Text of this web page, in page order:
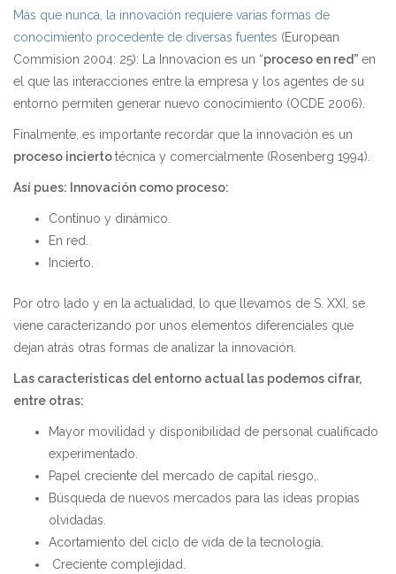
Más que nunca, la innovación requiere varias formas de
conocimiento procedente de diversas fuentes (European
Commision 2004: 25): La Innovacion es un “proceso en red” en
el que las interacciones entre la empresa y los agentes de su
entorno permiten generar nuevo conocimiento (OCDE 2006).
Finalmente, es importante recordar que la innovación es un
proceso inciertotécnica y comercialmente (Rosenberg 1994).
Así pues: Innovación como proceso:
Continuo y dinámico.
En red.
Incierto.
Por otro lado y en la actualidad, lo que llevamos de S. XXI, se
viene caracterizando por unos elementos diferenciales que
dejan atrás otras formas de analizar la innovación.
Las características del entorno actual las podemos cifrar,
entre otras:
Mayor movilidad y disponibilidad de personal cualificado
experimentado.
Papel creciente del mercado de capital riesgo,.
Búsqueda de nuevos mercados para las ideas propias
olvidadas.
Acortamiento del ciclo de vida de la tecnología.
Creciente complejidad.